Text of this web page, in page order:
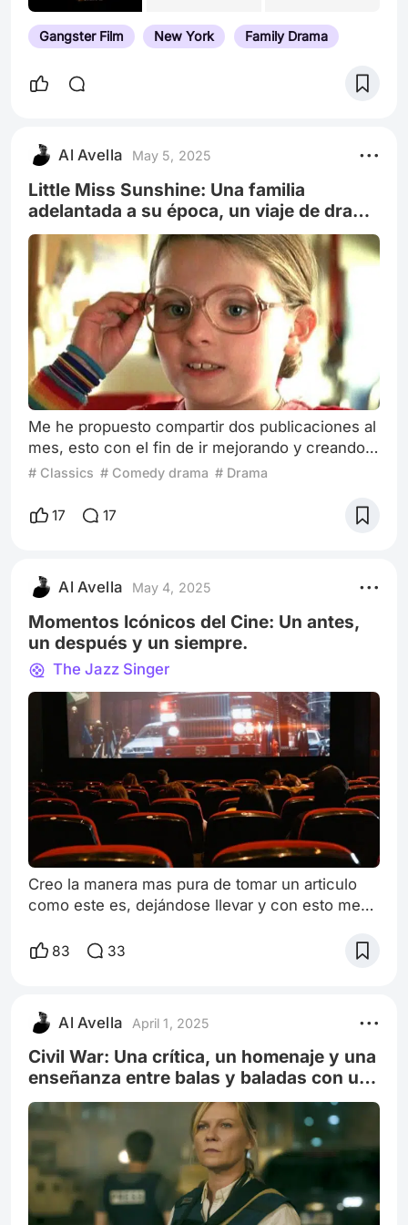
Gangster Film New York Family Drama
Al Avella May 5, 2025
Little Miss Sunshine: Una familia
adelantada a su época, un viaje de drama
e ironía con una critica abordo.
Me he propuesto compartir dos publicaciones al
mes, esto con el fin de ir mejorando y creando
un hábito que había olvidado, pero me genera
una película guardada que quería publicar para
decidía hasta que llego este fin de semana y
confieso el estado de animo
# Classics # Comedy drama # Drama
17 17
Al Avella May 4, 2025
Momentos Icónicos del Cine: Un antes,
un después y un siempre.
The Jazz Singer
Creo la manera mas pura de tomar un articulo
como este es, dejándose llevar y con esto me
escenas mas renombradas o rebuscadas por
que a diferencia de muchos que catalogan a
directores entre géneros o visiones, veo ideas
que nacen en la necesidad de plasmarse e
83 33
Al Avella April 1, 2025
Civil War: Una crítica, un homenaje y una
enseñanza entre balas y baladas con un
digno final.